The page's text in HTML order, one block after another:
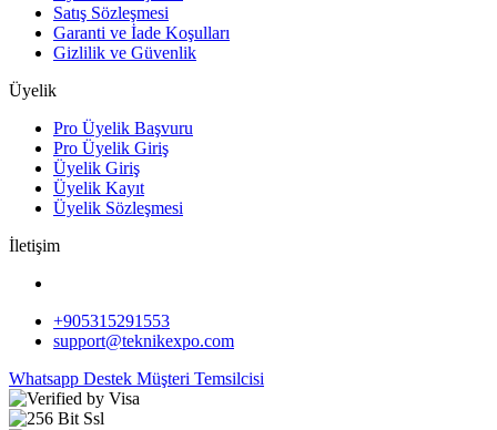
Satış Sözleşmesi
Garanti ve İade Koşulları
Gizlilik ve Güvenlik
Üyelik
Pro Üyelik Başvuru
Pro Üyelik Giriş
Üyelik Giriş
Üyelik Kayıt
Üyelik Sözleşmesi
İletişim
+905315291553
support@teknikexpo.com
Whatsapp Destek Müşteri Temsilcisi